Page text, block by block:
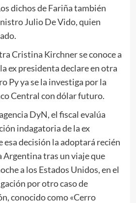
dichos de Fariña también
Julio De Vido, quien
Cristina Kirchner se conoce a
ex presidenta declare en otra
Py ya se la investiga por la
Central con dólar futuro.
DyN, el fiscal evalúa
indagatoria de la ex
esa decisión la adoptará recién
Argentina tras un viaje que
a los Estados Unidos, en el
por otro caso de
conocido como «Cerro